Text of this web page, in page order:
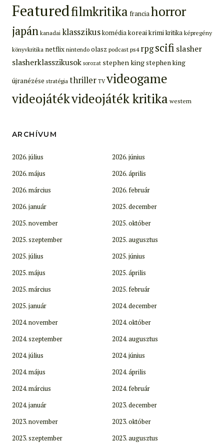
Featuredfilmkritika franciahorror
japán kanadai klasszikuskomédiakoreaikrimikritikaképregény
könyvkritika netflix nintendo olasz podcast ps4 rpgscifi slasher
slasherklasszikusok sorozat stephen kingstephen king
újranézése stratégia thriller TV videogame
videojátékvideojáték kritika western
ARCHÍVUM
2026. július
2026. június
2026. május
2026. április
2026. március
2026. február
2026. január
2025. december
2025. november
2025. október
2025. szeptember
2025. augusztus
2025. július
2025. június
2025. május
2025. április
2025. március
2025. február
2025. január
2024. december
2024. november
2024. október
2024. szeptember
2024. augusztus
2024. július
2024. június
2024. május
2024. április
2024. március
2024. február
2024. január
2023. december
2023. november
2023. október
2023. szeptember
2023. augusztus